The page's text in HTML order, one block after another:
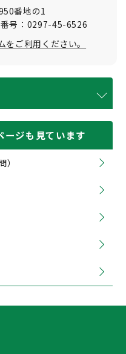
番地の1
号：0297-45-6526
ご利用ください。
ージも見ています